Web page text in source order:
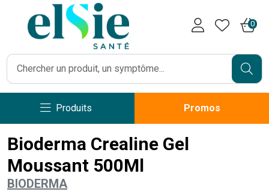
0
Produits Promos
Bioderma Crealine Gel
Moussant 500Ml
BIODERMA